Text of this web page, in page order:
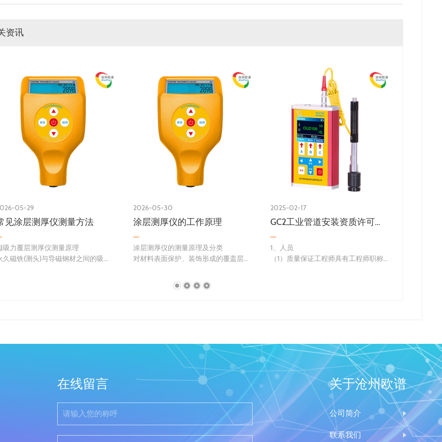
资讯
05-29
见涂层测厚仪测量方法
吸力覆层测厚仪测量原理
久磁铁(测头)与导磁钢材之间的吸力
2026-05-30
涂层测厚仪的工作原理
涂层测厚仪的测量原理及分类
对材料表面保护、装饰形成的覆盖层，
膜等，在有关国家和国际标准中称为覆
层（coating）。
2025-02-17
GC2工业管道安装资质许可条件
1、人员
（1）质量保证工程师具有工程师职称
在线留言 关于沧州欧谱
公司简介
联系我们